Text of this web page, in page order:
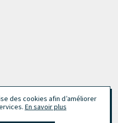
des cookies afin d’améliorer
En savoir plus